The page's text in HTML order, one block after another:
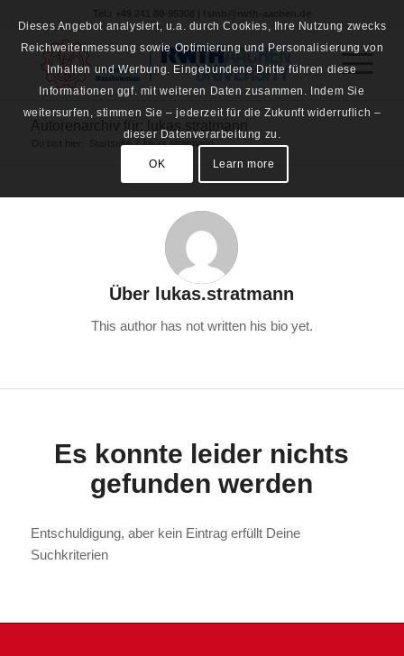
Startseite / lukas.stratmann
Über lukas.stratmann
This author has not written his bio yet.
Es konnte leider nichts
gefunden werden
Entschuldigung, aber kein Eintrag erfüllt Deine
Suchkriterien
Dieses Angebot analysiert, u.a. durch Cookies, Ihre Nutzung zwecks
Reichweitenmessung sowie Optimierung und Personalisierung von
Inhalten und Werbung. Eingebundene Dritte führen diese
Informationen ggf. mit weiteren Daten zusammen. Indem Sie
weitersurfen, stimmen Sie – jederzeit für die Zukunft widerruflich –
dieser Datenverarbeitung zu.
OK Learn more